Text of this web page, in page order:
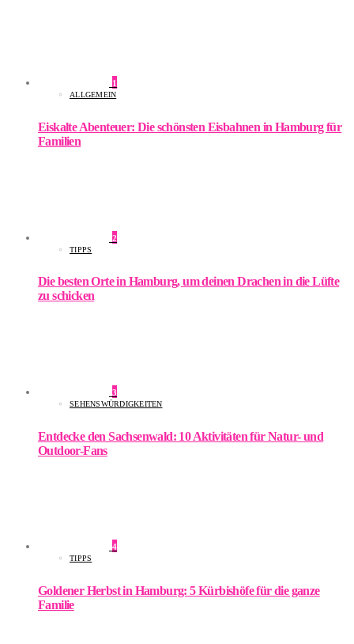
1
ALLGEMEIN
Eiskalte Abenteuer: Die schönsten Eisbahnen in Hamburg für
Familien
2
TIPPS
Die besten Orte in Hamburg, um deinen Drachen in die Lüfte
zu schicken
3
SEHENSWÜRDIGKEITEN
Entdecke den Sachsenwald: 10 Aktivitäten für Natur- und
Outdoor-Fans
4
TIPPS
Goldener Herbst in Hamburg: 5 Kürbishöfe für die ganze
Familie